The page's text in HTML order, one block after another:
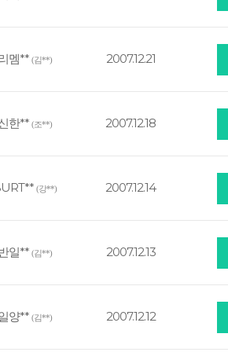
멤** (김**) 2007.12.21
한** (조**) 2007.12.18
(강**) 2007.12.14
일** (김**) 2007.12.13
양** (김**) 2007.12.12